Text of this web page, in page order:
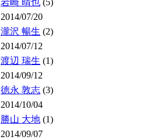
岩崎 晴也 (5)
2014/07/20
瀧沢 暢生 (2)
2014/07/12
渡辺 瑞生 (1)
2014/09/12
徳永 敦志 (3)
2014/10/04
勝山 大地 (1)
2014/09/07